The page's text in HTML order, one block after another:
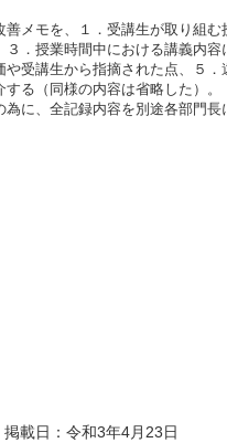
メモを、１．受講生が取り組む
．授業時間中における講義内容
受講生から指摘された点、５．
る（同様の内容は省略した）。
に、全記録内容を別途各部門長
月23日